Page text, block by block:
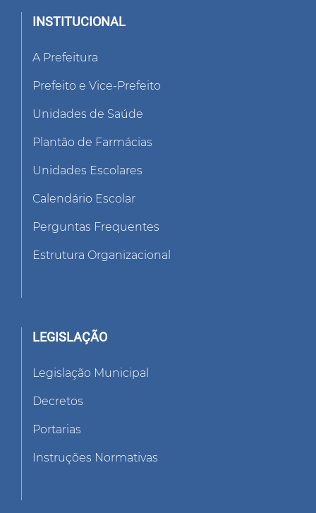
INSTITUCIONAL
A Prefeitura
Prefeito e Vice-Prefeito
Unidades de Saúde
Plantão de Farmácias
Unidades Escolares
Calendário Escolar
Perguntas Frequentes
Estrutura Organizacional
LEGISLAÇÃO
Legislação Municipal
Decretos
Portarias
Instruções Normativas